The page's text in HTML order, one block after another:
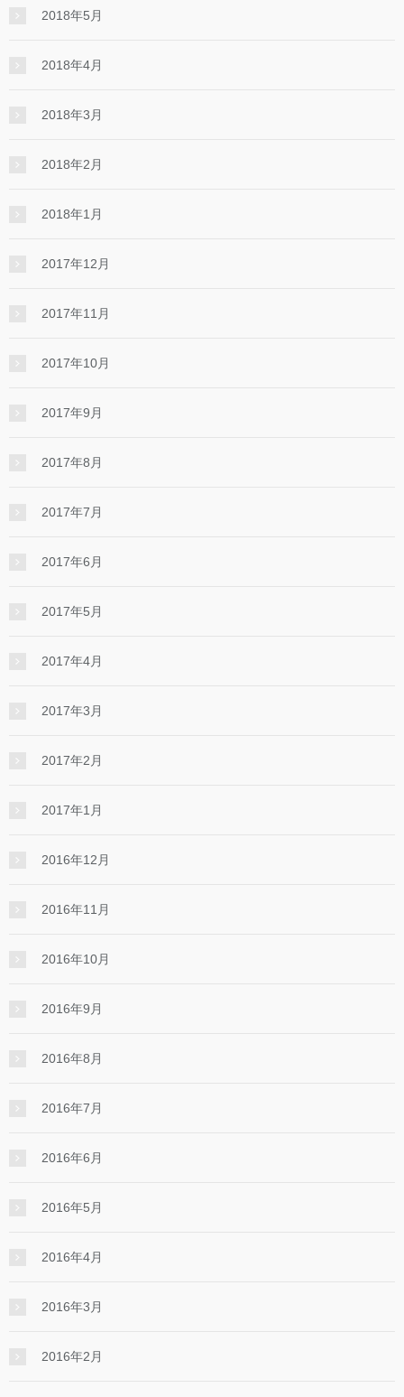
2018年5月
2018年4月
2018年3月
2018年2月
2018年1月
2017年12月
2017年11月
2017年10月
2017年9月
2017年8月
2017年7月
2017年6月
2017年5月
2017年4月
2017年3月
2017年2月
2017年1月
2016年12月
2016年11月
2016年10月
2016年9月
2016年8月
2016年7月
2016年6月
2016年5月
2016年4月
2016年3月
2016年2月